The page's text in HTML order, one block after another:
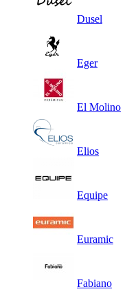
Dusel
Eger
El Molino
Elios
Equipe
Euramic
Fabiano